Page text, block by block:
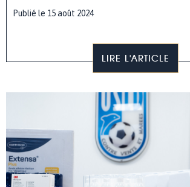
Publié le 15 août 2024
LIRE L'ARTICLE